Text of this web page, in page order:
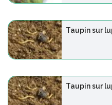
Taupin sur
Taupin sur